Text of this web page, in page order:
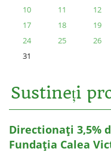
10
11 12
17
18 19
24
25 26
31
Sustineți
Directionați 3,5%
Fundația Calea